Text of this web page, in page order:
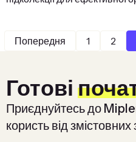
Попередня 1 2
Готові
Приєднуйтесь до
користь від змістовних